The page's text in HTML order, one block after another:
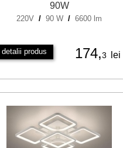
90W
220V / 90 W / 6600 lm
detalii produs 174,3 lei